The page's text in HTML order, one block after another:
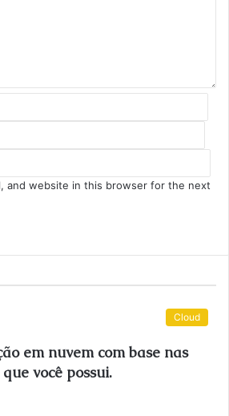
and website in this browser for the next
Cloud
em nuvem com base nas
você possui.